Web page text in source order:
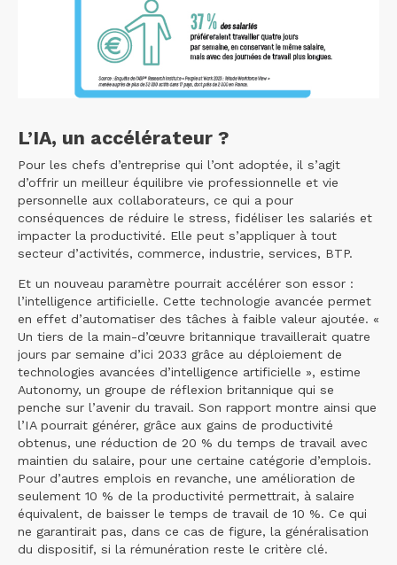
L’IA, un accélérateur ?
Pour les chefs d’entreprise qui l’ont adoptée, il s’agit
d’offrir un meilleur équilibre vie professionnelle et vie
personnelle aux collaborateurs, ce qui a pour
conséquences de réduire le stress, fidéliser les salariés et
impacter la productivité. Elle peut s’appliquer à tout
secteur d’activités, commerce, industrie, services, BTP.
Et un nouveau paramètre pourrait accélérer son essor :
l’intelligence artificielle. Cette technologie avancée permet
en effet d’automatiser des tâches à faible valeur ajoutée. «
Un tiers de la main-d’œuvre britannique travaillerait quatre
jours par semaine d’ici 2033 grâce au déploiement de
technologies avancées d’intelligence artificielle », estime
Autonomy, un groupe de réflexion britannique qui se
penche sur l’avenir du travail. Son rapport montre ainsi que
l’IA pourrait générer, grâce aux gains de productivité
obtenus, une réduction de 20 % du temps de travail avec
maintien du salaire, pour une certaine catégorie d’emplois.
Pour d’autres emplois en revanche, une amélioration de
seulement 10 % de la productivité permettrait, à salaire
équivalent, de baisser le temps de travail de 10 %. Ce qui
ne garantirait pas, dans ce cas de figure, la généralisation
du dispositif, si la rémunération reste le critère clé.